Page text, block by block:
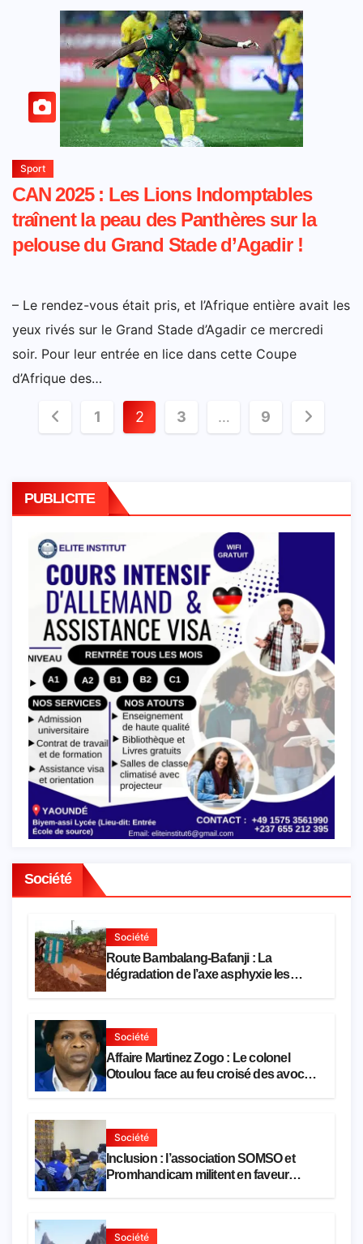
Sport
CAN 2025 : Les Lions Indomptables
traînent la peau des Panthères sur la
pelouse du Grand Stade d’Agadir !
– Le rendez-vous était pris, et l’Afrique entière avait les
yeux rivés sur le Grand Stade d’Agadir ce mercredi
soir. Pour leur entrée en lice dans cette Coupe
d’Afrique des…
Pagination
publications
1 2 3 … 9
PUBLICITE
Société
Société
Route Bambalang-Bafanji : La
dégradation de l’axe asphyxie les
Société
Affaire Martinez Zogo : Le colonel
Otoulou face au feu croisé des avocats
Société
Inclusion : l’association SOMSO et
Promhandicam militent en faveur
Société